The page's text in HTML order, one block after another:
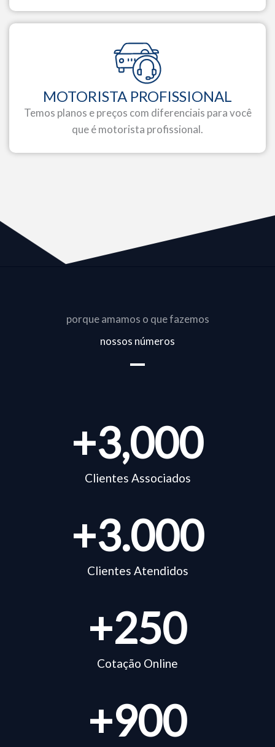
MOTORISTA PROFISSIONAL
Temos planos e preços com diferenciais para você
que é motorista profissional.
porque amamos o que fazemos
nossos números
Clientes Associados
+3,000
Clientes Atendidos
+3.000
Cotação Online
+250
+900